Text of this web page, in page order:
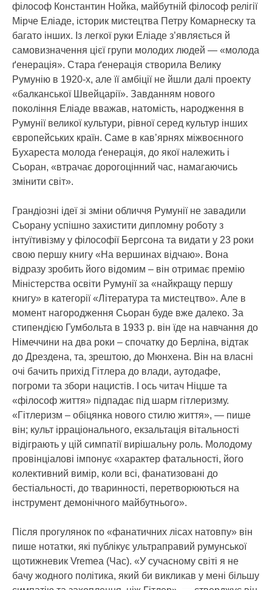
філософ Константин Нойка, майбутній філософ релігії
Мірче Еліаде, історик мистецтва Петру Комарнеску та
багато інших. Із легкої руки Еліаде з’являється й
самовизначення цієї групи молодих людей — «молода
ґенерація». Стара ґенерація створила Велику
Румунію в 1920-х, але її амбіції не йшли далі проекту
«балканської Швейцарії». Завданням нового
покоління Еліаде вважав, натомість, народження в
Румунії великої культури, рівної серед культур інших
європейських країн. Саме в кав’ярнях міжвоєнного
Бухареста молода ґенерація, до якої належить і
Сьоран, «втрачає дорогоцінний час, намагаючись
змінити світ».
Грандіозні ідеї зі зміни обличчя Румунії не завадили
Сьорану успішно захистити дипломну роботу з
інтуїтивізму у філософії Бергсона та видати у 23 роки
свою першу книгу «На вершинах відчаю». Вона
відразу зробить його відомим – він отримає премію
Міністерства освіти Румунії за «найкращу першу
книгу» в категорії «Література та мистецтво». Але в
момент нагородження Сьоран буде вже далеко. За
стипендією Гумбольта в 1933 р. він їде на навчання до
Німеччини на два роки – спочатку до Берліна, відтак
до Дрездена, та, зрештою, до Мюнхена. Він на власні
очі бачить прихід Гітлера до влади, аутодафе,
погроми та збори нацистів. І ось читач Ніцше та
«філософ життя» підпадає під шарм гітлеризму.
«Гітлеризм – обіцянка нового стилю життя», — пише
він; культ ірраціонального, екзальтація вітальності
відіграють у цій симпатії вирішальну роль. Молодому
провінціалові імпонує «характер фатальності, його
колективний вимір, коли всі, фанатизовані до
бестіальності, до тваринності, перетворюються на
інструмент демонічного майбутнього».
Після прогулянок по «фанатичних лісах натовпу» він
пише нотатки, які публікує ультраправий румунської
щотижневик Vremea (Час). «У сучасному світі я не
бачу жодного політика, який би викликав у мені більшу